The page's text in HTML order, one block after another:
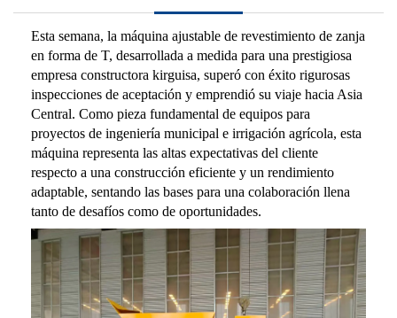
Esta semana, la máquina ajustable de revestimiento de zanja
en forma de T, desarrollada a medida para una prestigiosa
empresa constructora kirguisa, superó con éxito rigurosas
inspecciones de aceptación y emprendió su viaje hacia Asia
Central. Como pieza fundamental de equipos para
proyectos de ingeniería municipal e irrigación agrícola, esta
máquina representa las altas expectativas del cliente
respecto a una construcción eficiente y un rendimiento
adaptable, sentando las bases para una colaboración llena
tanto de desafíos como de oportunidades.